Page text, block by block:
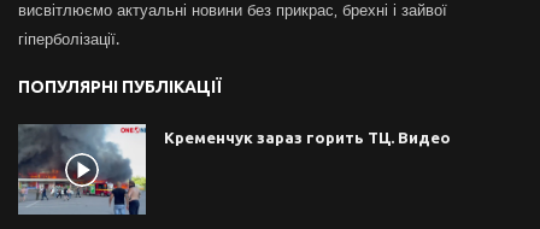
висвітлюємо актуальні новини без прикрас, брехні і зайвої
гіперболізації.
ПОПУЛЯРНІ ПУБЛІКАЦІЇ
Кременчук зараз горить ТЦ. Видео